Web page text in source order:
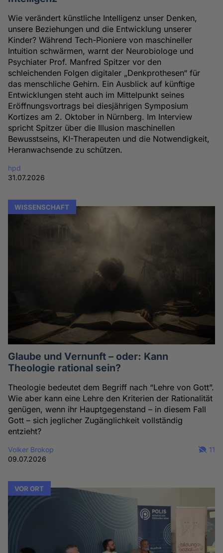
Wie verändert künstliche Intelligenz unser Denken,
unsere Beziehungen und die Entwicklung unserer
Kinder? Während Tech-Pioniere von maschineller
Intuition schwärmen, warnt der Neurobiologe und
Psychiater Prof. Manfred Spitzer vor den
schleichenden Folgen digitaler „Denkprothesen“ für
das menschliche Gehirn. Ein Ausblick auf künftige
Entwicklungen steht auch im Mittelpunkt seines
Eröffnungsvortrags bei diesjährigen Symposium
Kortizes am 2. Oktober in Nürnberg. Im Interview
spricht Spitzer über die Illusion maschinellen
Bewusstseins, KI-Therapeuten und die Notwendigkeit,
Heranwachsende zu schützen.
hpd
31.07.2026
WISSENSCHAFT
Glaube und Vernunft – oder: Kann
Theologie rational sein?
Theologie bedeutet dem Begriff nach “Lehre von Gott”.
Wie aber kann eine Lehre den Kriterien der Rationalität
genügen, wenn ihr Hauptgegenstand – in diesem Fall
Gott – sich jeglicher Zugänglichkeit vollständig
entzieht?
Volker Brokop
09.07.2026
11
VOR ORT